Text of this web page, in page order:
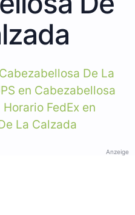
De La
en Cabezabellosa
Horario FedEx en
La Calzada
Anzeige